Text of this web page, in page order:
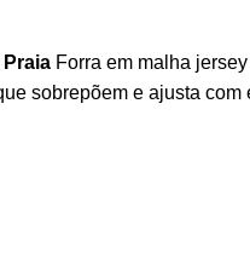
Praia Forra em malha
sobrepõem e ajusta